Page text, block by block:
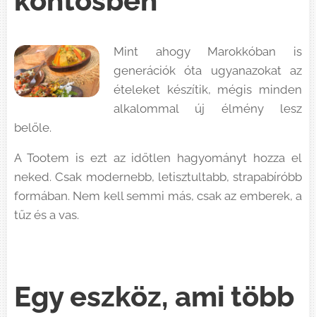
Mint ahogy Marokkóban is
generációk óta ugyanazokat az
ételeket készítik, mégis minden
alkalommal új élmény lesz
belőle.
A Tootem is ezt az időtlen hagyományt hozza el
neked. Csak modernebb, letisztultabb, strapabíróbb
formában. Nem kell semmi más, csak az emberek, a
tűz és a vas.
Egy eszköz, ami több